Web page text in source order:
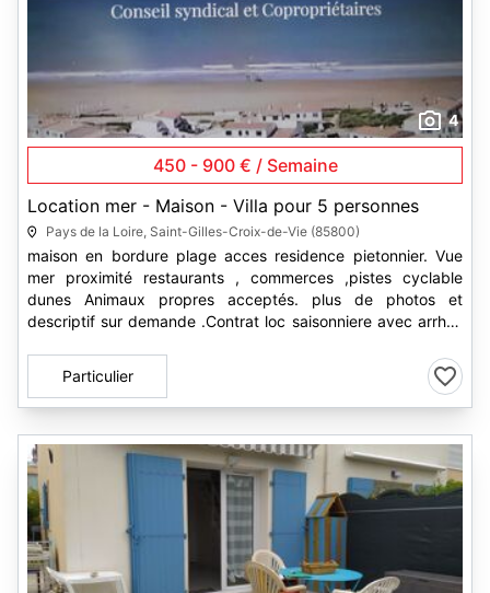
4
450 - 900 € / Semaine
Location mer - Maison - Villa pour 5 personnes
Pays de la Loire, Saint-Gilles-Croix-de-Vie (85800)
maison en bordure plage acces residence pietonnier. Vue
mer proximité restaurants , commerces ,pistes cyclable
dunes Animaux propres acceptés. plus de photos et
descriptif sur demande .Contrat loc saisonniere avec arrhes
Particulier